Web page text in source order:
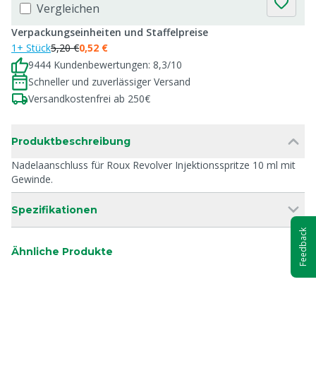
Vergleichen
Verpackungseinheiten und Staffelpreise
1+ Stück5,20 €0,52 €
9444 Kundenbewertungen: 8,3/10
Schneller und zuverlässiger Versand
Versandkostenfrei ab 250€
Produktbeschreibung
Nadelaanschluss für Roux Revolver Injektionsspritze 10 ml mit
Gewinde.
Spezifikationen
Ähnliche Produkte Feedback